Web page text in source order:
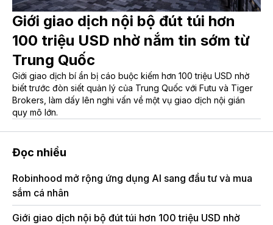
Giới giao dịch nội bộ đút túi hơn
100 triệu USD nhờ nắm tin sớm từ
Trung Quốc
Giới giao dịch bí ẩn bị cáo buộc kiếm hơn 100 triệu USD nhờ
biết trước đòn siết quản lý của Trung Quốc với Futu và Tiger
Brokers, làm dấy lên nghi vấn về một vụ giao dịch nội gián
quy mô lớn.
Đọc nhiều
Robinhood mở rộng ứng dụng AI sang đầu tư và mua
sắm cá nhân
Giới giao dịch nội bộ đút túi hơn 100 triệu USD nhờ